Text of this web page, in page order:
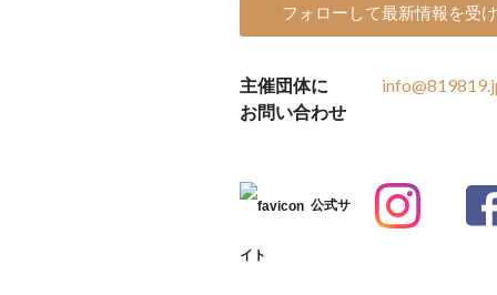
フォローして最新情報を受
主催団体に
お問い合わせ
公式サ
イト